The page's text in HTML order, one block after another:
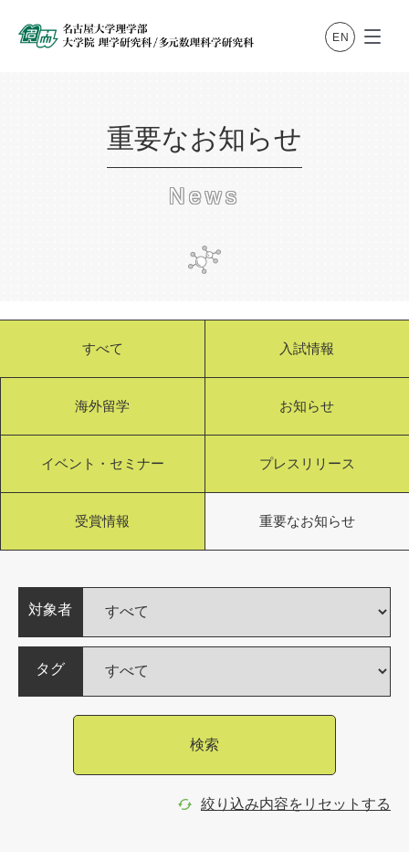
重要なお知らせ
News
すべて 入試情報
海外留学 お知らせ
イベント・セミナー プレスリリース
受賞情報 重要なお知らせ
対象者
タグ
検索
絞り込み内容をリセットする